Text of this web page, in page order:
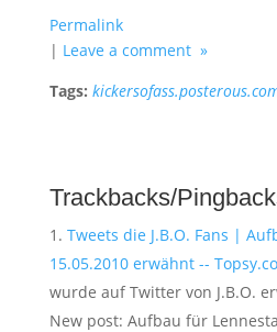
Permalink
| Leave a comment »
Tags:
Trackbacks/
Tweets die J.B.O. Fans |
15.05.2010 erwähnt --
wurde auf Twitter von J.B.O.
New post: Aufbau für